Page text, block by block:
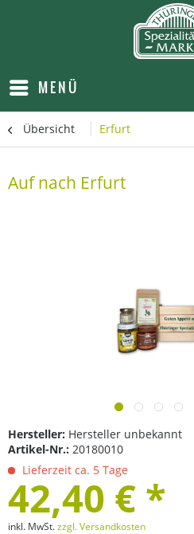
MENÜ
Übersicht Erfurt
Auf nach Erfurt
Hersteller: Hersteller unbekannt
Artikel-Nr.: 20180010
Lieferzeit ca. 5 Tage
42,40 € *
inkl. MwSt.zzgl. Versandkosten